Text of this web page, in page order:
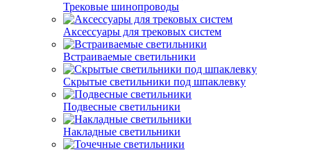
Трековые шинопроводы
Аксессуары для трековых систем
Встраиваемые светильники
Скрытые светильники под шпаклевку
Подвесные светильники
Накладные светильники